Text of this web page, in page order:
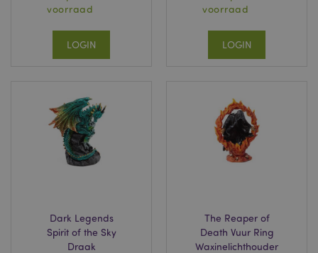
voorraad
LOGIN
voorraad
LOGIN
Dark Legends
Spirit of the Sky
Draak
The Reaper of
Death Vuur Ring
Waxinelichthouder